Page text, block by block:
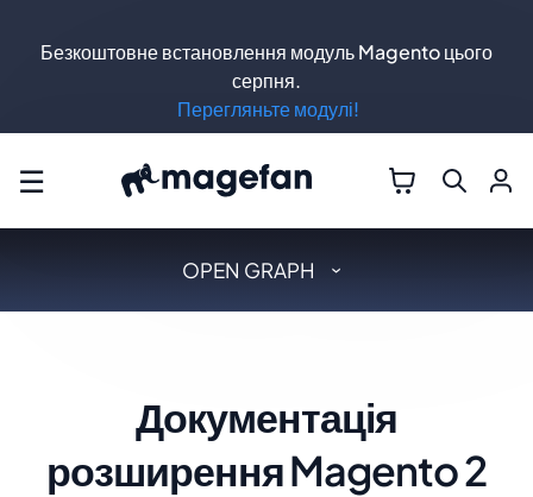
☰
OPEN GRAPH
Документація
розширення Magento 2
Безкоштовне встановлення модуль Magento цього
серпня.
Перегляньте модулі!